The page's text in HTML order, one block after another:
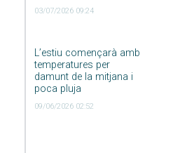
03/07/2026 09:24
L’estiu començarà amb
temperatures per
damunt de la mitjana i
poca pluja
09/06/2026 02:52